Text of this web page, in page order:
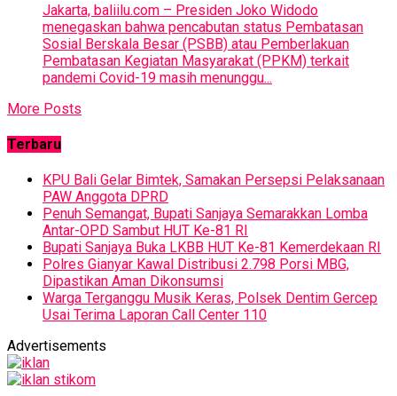
Jakarta, baliilu.com – Presiden Joko Widodo
menegaskan bahwa pencabutan status Pembatasan
Sosial Berskala Besar (PSBB) atau Pemberlakuan
Pembatasan Kegiatan Masyarakat (PPKM) terkait
pandemi Covid-19 masih menunggu...
More Posts
Terbaru
KPU Bali Gelar Bimtek, Samakan Persepsi Pelaksanaan
PAW Anggota DPRD
Penuh Semangat, Bupati Sanjaya Semarakkan Lomba
Antar-OPD Sambut HUT Ke-81 RI
Bupati Sanjaya Buka LKBB HUT Ke-81 Kemerdekaan RI
Polres Gianyar Kawal Distribusi 2.798 Porsi MBG,
Dipastikan Aman Dikonsumsi
Warga Terganggu Musik Keras, Polsek Dentim Gercep
Usai Terima Laporan Call Center 110
Advertisements